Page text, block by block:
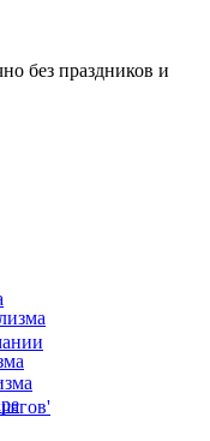
без праздников и